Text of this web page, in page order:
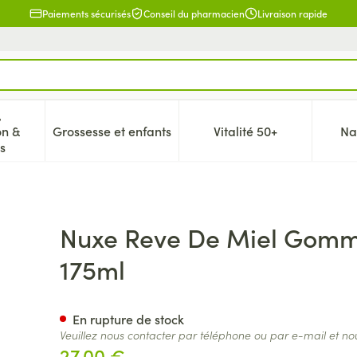
Paiements sécurisés Conseil du pharmacien Livraison rapide
catégorie Beauté, soins et hygiène
& le sous-menu pour la catégorie Régime, alimentation &
Grossesse et enfantsAfficher le sous-menu pour la catégorie
Vitalité 50+Afficher le sous-
Gourmand Nouris. 175ml
Nuxe Reve De Miel
175ml
En rupture de stock
Veuillez nous contacter par téléphone ou par e-mail et